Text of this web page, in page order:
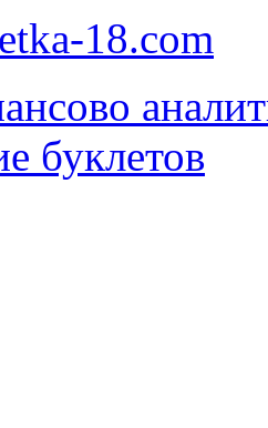
18.com
буклетов